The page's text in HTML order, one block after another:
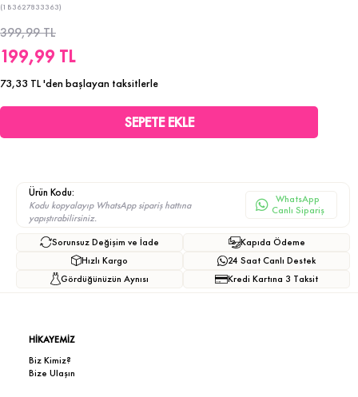
(1B3627833363)
399,99 TL
199,99 TL
73,33 TL'den başlayan taksitlerle
Ürün Kodu:
Kodu kopyalayıp WhatsApp sipariş hattına
yapıştırabilirsiniz.
WhatsApp
Canlı Sipariş
Sorunsuz Değişim ve İade
Hızlı Kargo
Gördüğünüzün Aynısı
Kapıda Ödeme
24 Saat Canlı Destek
Kredi Kartına 3 Taksit
HİKAYEMİZ
Biz Kimiz?
Bize Ulaşın